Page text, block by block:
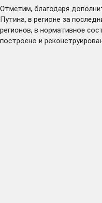
Отметим, благодаря
Путина, в регионе за
регионов, в нормативное
построено и